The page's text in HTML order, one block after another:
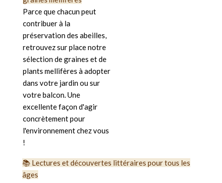
Parce que chacun peut
contribuer à la
préservation des abeilles,
retrouvez sur place notre
sélection de graines et de
plants mellifères à adopter
dans votre jardin ou sur
votre balcon. Une
excellente façon d'agir
concrètement pour
l'environnement chez vous
!
📚 Lectures et découvertes littéraires pour tous les
âges